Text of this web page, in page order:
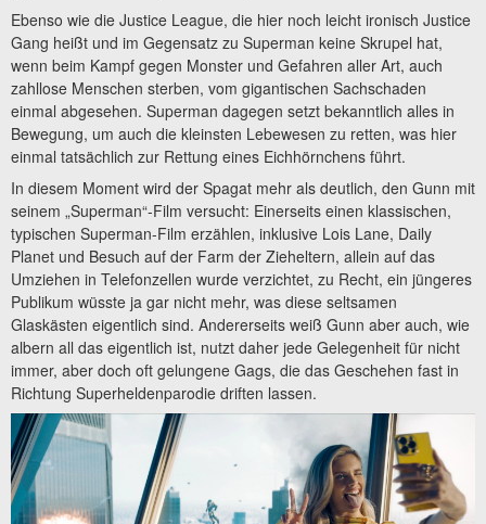
Ebenso wie die Justice League, die hier noch leicht ironisch Justice
Gang heißt und im Gegensatz zu Superman keine Skrupel hat,
wenn beim Kampf gegen Monster und Gefahren aller Art, auch
zahllose Menschen sterben, vom gigantischen Sachschaden
einmal abgesehen. Superman dagegen setzt bekanntlich alles in
Bewegung, um auch die kleinsten Lebewesen zu retten, was hier
einmal tatsächlich zur Rettung eines Eichhörnchens führt.
In diesem Moment wird der Spagat mehr als deutlich, den Gunn mit
seinem „Superman“-Film versucht: Einerseits einen klassischen,
typischen Superman-Film erzählen, inklusive Lois Lane, Daily
Planet und Besuch auf der Farm der Zieheltern, allein auf das
Umziehen in Telefonzellen wurde verzichtet, zu Recht, ein jüngeres
Publikum wüsste ja gar nicht mehr, was diese seltsamen
Glaskästen eigentlich sind. Andererseits weiß Gunn aber auch, wie
albern all das eigentlich ist, nutzt daher jede Gelegenheit für nicht
immer, aber doch oft gelungene Gags, die das Geschehen fast in
Richtung Superheldenparodie driften lassen.